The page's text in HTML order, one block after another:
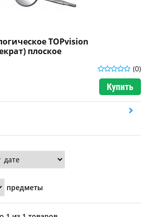
TOPvision
плоское
(0)
Купить
предметы